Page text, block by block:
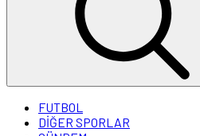
FUTBOL
DİĞER SPORLAR